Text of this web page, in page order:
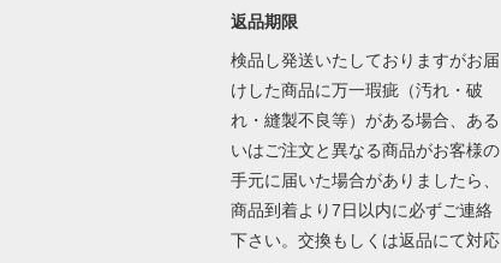
返品期限
検品し発送いたしておりますがお届
けした商品に万一瑕疵（汚れ・破
れ・縫製不良等）がある場合、ある
いはご注文と異なる商品がお客様の
手元に届いた場合がありましたら、
商品到着より7日以内に必ずご連絡
下さい。交換もしくは返品にて対応